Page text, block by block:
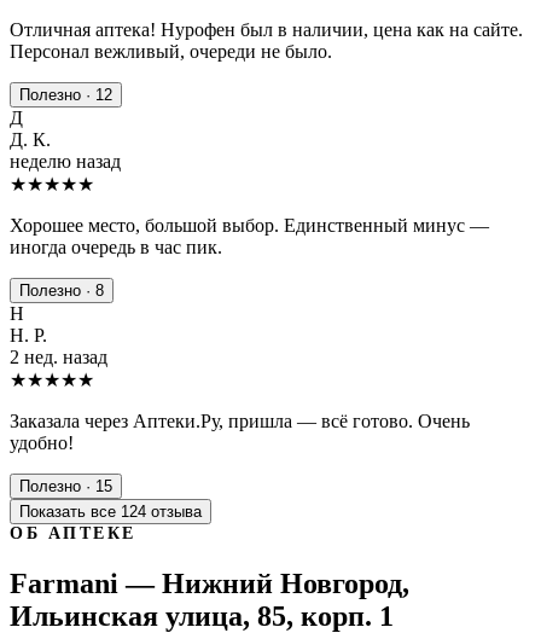
Отличная аптека! Нурофен был в наличии, цена как на сайте.
Персонал вежливый, очереди не было.
Полезно · 12
Д
Д. К.
неделю назад
★★★★★
Хорошее место, большой выбор. Единственный минус —
иногда очередь в час пик.
Полезно · 8
Н
Н. Р.
2 нед. назад
★★★★★
Заказала через Аптеки.Ру, пришла — всё готово. Очень
удобно!
Полезно · 15
Показать все 124 отзыва
ОБ АПТЕКЕ
Farmani — Нижний Новгород,
Ильинская улица, 85, корп. 1